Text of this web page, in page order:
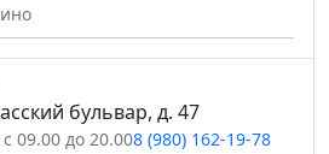
бульвар, д. 47
09.00 до 20.008 (980) 162-19-78